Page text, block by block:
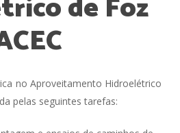
no Aproveitamento Hidroelétrico
pelas seguintes tarefas: